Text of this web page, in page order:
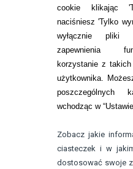
cookie klikając
naciśniesz 'Tylko
wyłącznie pliki
zapewnienia
korzystanie z
użytkownika.
poszczególnych
wchodząc w
Zobacz jakie
ciasteczek i w
dostosować swoje
ZMIEŃ USTAWIENIA
KONTAKT
telefon:
22 113 44 42
telefon:
732 08 08 72